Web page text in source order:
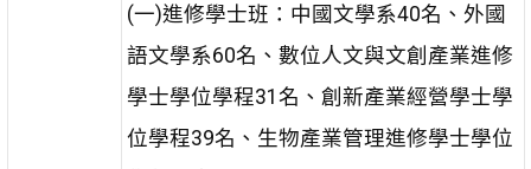
(一)進修學士班：中國文學系40名、外國
語文學系60名、數位人文與文創產業進修
學士學位學程31名、創新產業經營學士學
位學程39名、生物產業管理進修學士學位